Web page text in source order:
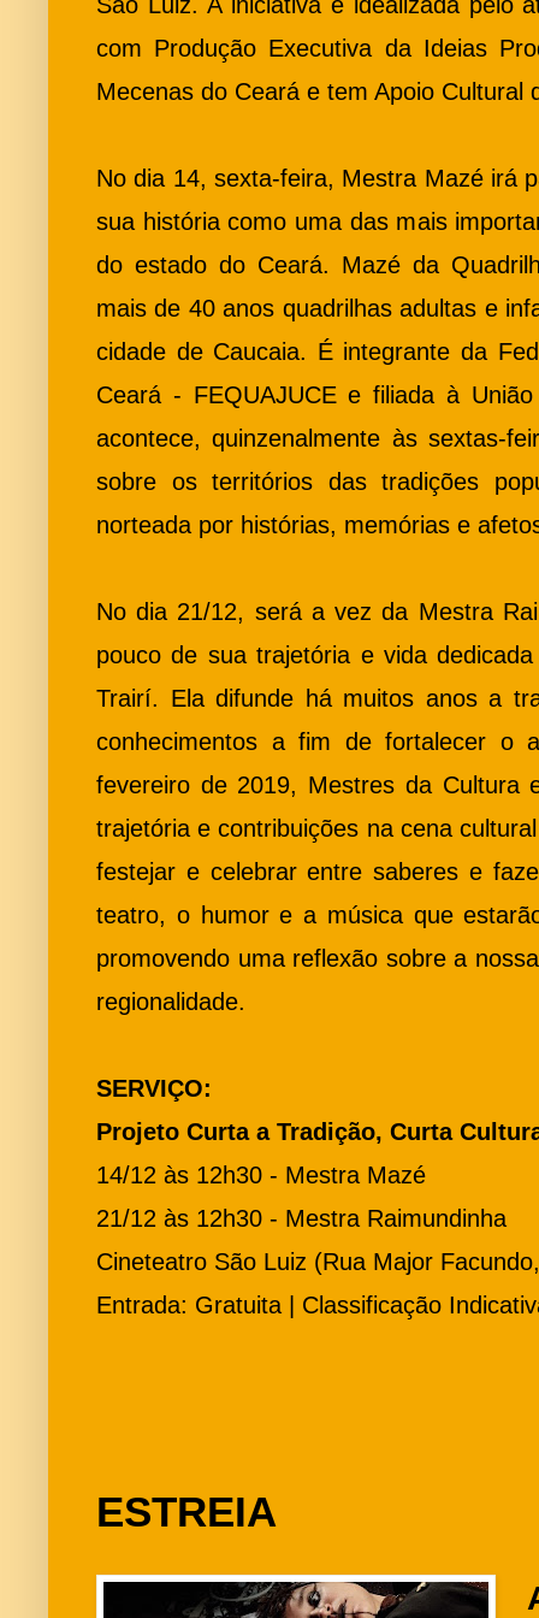
com Produção Executiva da Ideias
Mecenas do Ceará e tem Apoio Cultural
No dia 14, sexta-feira, Mestra Mazé irá
sua história como uma das mais
do estado do Ceará. Mazé da
mais de 40 anos quadrilhas adultas e
cidade de Caucaia. É integrante da
Ceará - FEQUAJUCE e filiada à
acontece, quinzenalmente às sextas-
sobre os territórios das tradições
norteada por histórias, memórias e
No dia 21/12, será a vez da Mestra
pouco de sua trajetória e vida
Trairí. Ela difunde há muitos anos a
conhecimentos a fim de fortalecer o
fevereiro de 2019, Mestres da Cultura
trajetória e contribuições na cena
festejar e celebrar entre saberes e
teatro, o humor e a música que
promovendo uma reflexão sobre a
regionalidade.
SERVIÇO:
Projeto Curta a Tradição, Curta
14/12 às 12h30 - Mestra Mazé
21/12 às 12h30 - Mestra Raimundinha
Cineteatro São Luiz (Rua Major
Entrada: Gratuita | Classificação
ESTREIA